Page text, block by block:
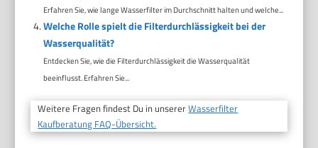
Erfahren Sie, wie lange Wasserfilter im Durchschnitt halten und welche...
Welche Rolle spielt die Filterdurchlässigkeit bei der
Wasserqualität?
Entdecken Sie, wie die Filterdurchlässigkeit die Wasserqualität
beeinflusst. Erfahren Sie...
Weitere Fragen findest Du in unsererWasserfilter
Kaufberatung FAQ-Übersicht.